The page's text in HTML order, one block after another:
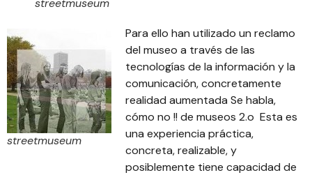
streetmuseum
streetmuseum
Para ello han utilizado un reclamo
del museo a través de las
tecnologías de la información y la
comunicación, concretamente
realidad aumentada Se habla,
cómo no !! de museos 2.o Esta es
una experiencia práctica,
concreta, realizable, y
posiblemente tiene capacidad de